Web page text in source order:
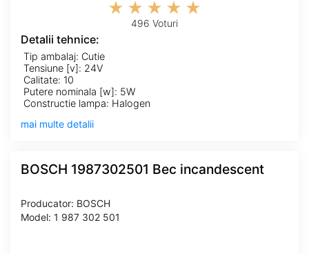
496 Voturi
Detalii tehnice:
Tip ambalaj: Cutie
Tensiune [v]: 24V
Calitate: 10
Putere nominala [w]: 5W
Constructie lampa: Halogen
mai multe detalii
BOSCH 1987302501 Bec incandescent
Producator: BOSCH
Model: 1 987 302 501